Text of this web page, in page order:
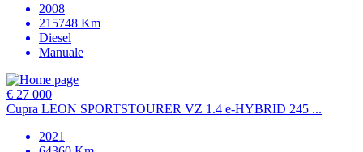
2008
215748 Km
Diesel
Manuale
€ 27 000
Cupra LEON SPORTSTOURER VZ 1.4 e-HYBRID 245 ...
2021